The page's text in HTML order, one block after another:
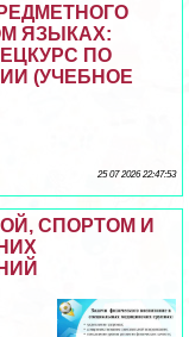
ЯЗЫКАХ:
ПО
(УЧЕБНОЕ
25 07 2026 22:47:53
СПОРТОМ И